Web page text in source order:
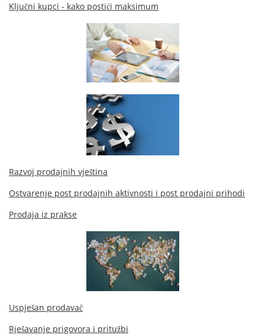
Ključni kupci - kako postići maksimum
Razvoj prodajnih vještina
Ostvarenje post prodajnih aktivnosti i post prodajni prihodi
Prodaja iz prakse
Uspješan prodavač
Rješavanje prigovora i pritužbi